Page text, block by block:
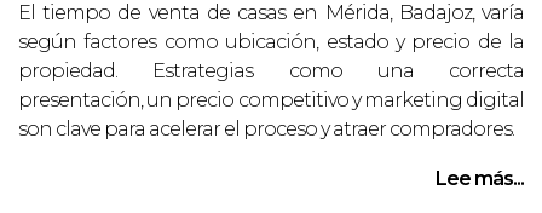
El tiempo de venta de casas en Mérida, Badajoz, varía
según factores como ubicación, estado y precio de la
propiedad. Estrategias como una correcta
presentación, un precio competitivo y marketing digital
son clave para acelerar el proceso y atraer compradores.
Lee más...